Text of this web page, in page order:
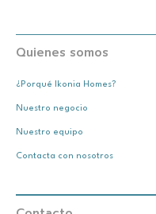
Quienes somos
¿Porqué Ikonia Homes?
Nuestro negocio
Nuestro equipo
Contacta con nosotros